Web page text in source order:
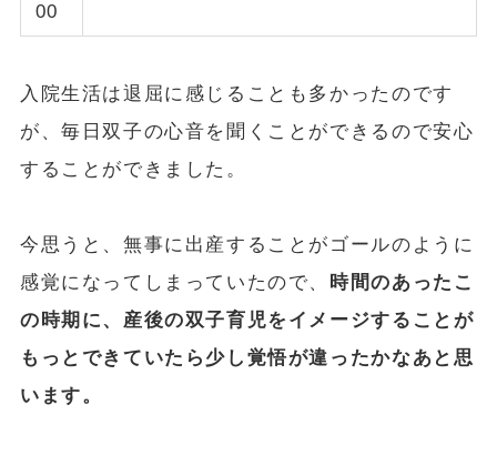
00
入院生活は退屈に感じることも多かったのです
が、毎日双子の心音を聞くことができるので安心
することができました。
今思うと、無事に出産することがゴールのように
感覚になってしまっていたので、
時間のあったこ
の時期に、産後の双子育児をイメージすることが
もっとできていたら少し覚悟が違ったかなあと思
います。